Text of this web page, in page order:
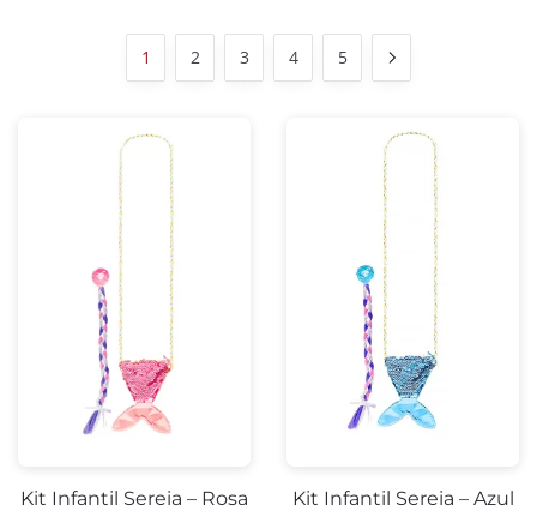
1 2 3 4 5
Kit Infantil Sereia – Rosa
Kit Infantil Sereia – Azul